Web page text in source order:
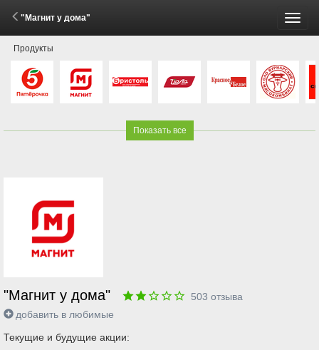
"Магнит у дома"
Продукты
Показать все
"Магнит у дома" 503 отзыва
добавить в любимые
Текущие и будущие акции: